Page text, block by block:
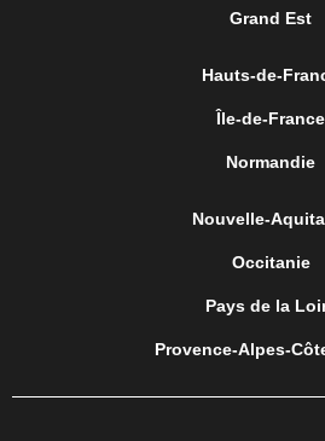
Grand Est
Hauts-de-
Île-de-France
Normandie
Nouvelle-
Occitanie
Pays de la
Provence-Alpes-